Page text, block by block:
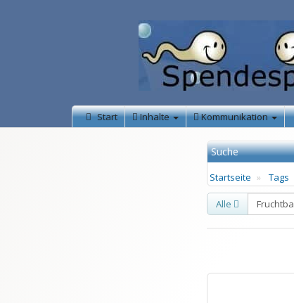
Start Inhalte Kommunikation
Suche
Startseite Tags
Alle